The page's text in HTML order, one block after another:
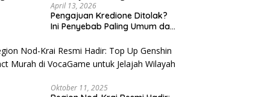
April 13, 2026
Pengajuan Kredione Ditolak?
Ini Penyebab Paling Umum dan
Oktober 11, 2025